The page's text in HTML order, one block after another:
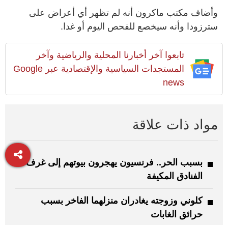
وأضاف مكتب ماكرون أنه لم تظهر أي أعراض على
سترزودا وأنه سيخصع للفحص اليوم أو غدا.
تابعوا آخر أخبارنا المحلية والرياضية وآخر
المستجدات السياسية والإقتصادية عبر Google
news
مواد ذات علاقة
بسبب الحر.. فرنسيون يهجرون بيوتهم إلى غرف
الفنادق المكيفة
كلوني وزوجته يغادران منزلهما الفاخر بسبب
حرائق الغابات